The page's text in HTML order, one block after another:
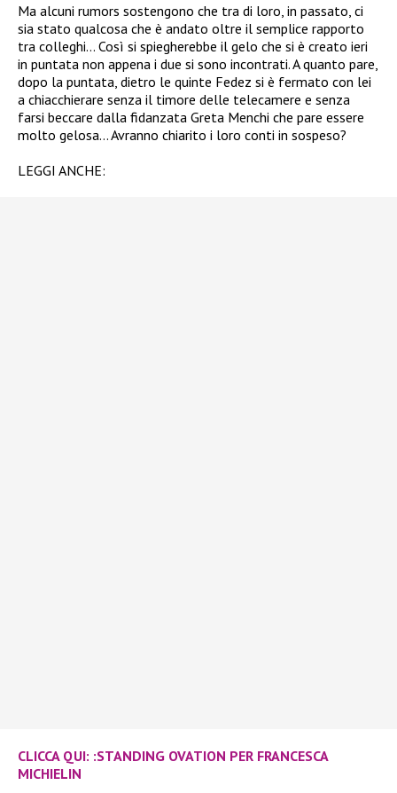
Ma alcuni rumors sostengono che tra di loro, in passato, ci
sia stato qualcosa che è andato oltre il semplice rapporto
tra colleghi… Così si spiegherebbe il gelo che si è creato ieri
in puntata non appena i due si sono incontrati. A quanto pare,
dopo la puntata, dietro le quinte Fedez si è fermato con lei
a chiacchierare senza il timore delle telecamere e senza
farsi beccare dalla fidanzata Greta Menchi che pare essere
molto gelosa… Avranno chiarito i loro conti in sospeso?
LEGGI ANCHE:
CLICCA QUI: :STANDING OVATION PER FRANCESCA
MICHIELIN